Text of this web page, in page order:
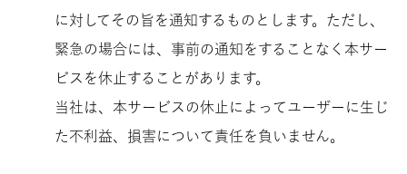
に対してその旨を通知するものとします。ただし、
緊急の場合には、事前の通知をすることなく本サー
ビスを休止することがあります。
当社は、本サービスの休止によってユーザーに生じ
た不利益、損害について責任を負いません。